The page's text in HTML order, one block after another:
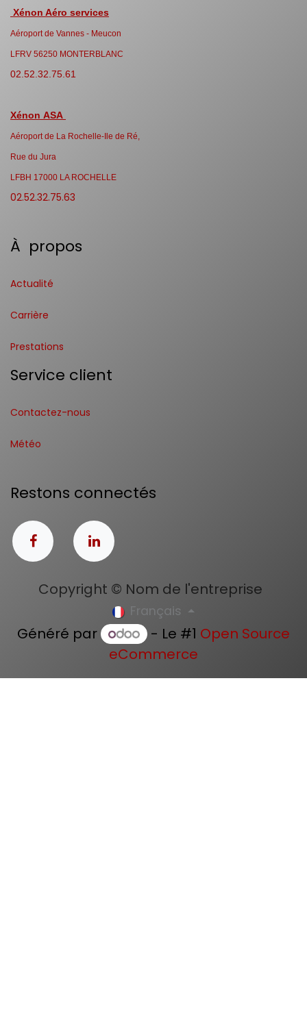
Xénon Aéro services
Aéroport de Vannes - Meucon
LFRV 56250 MONTERBLANC
02.52.32.75.61
Xénon ASA
Aéroport de La Rochelle-Ile de Ré,
Rue du Jura
LFBH 17000 LA ROCHELLE
02.52.32.75.63
À propos
Actualité
Carrière
Prestations
Service client
Contactez-nous
Météo
Restons connectés
Copyright © Nom de l'entreprise
Français
Généré par - Le #1 Open Source
eCommerce